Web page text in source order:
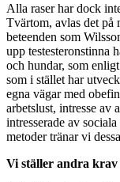
Alla raser har dock
Tvärtom, avlas det på
beteenden som
upp testesteronstinna
och hundar, som
som i stället har
egna vägar med
arbetslust, intresse av
intresserade av
metoder tränar vi
Vi ställer andra krav